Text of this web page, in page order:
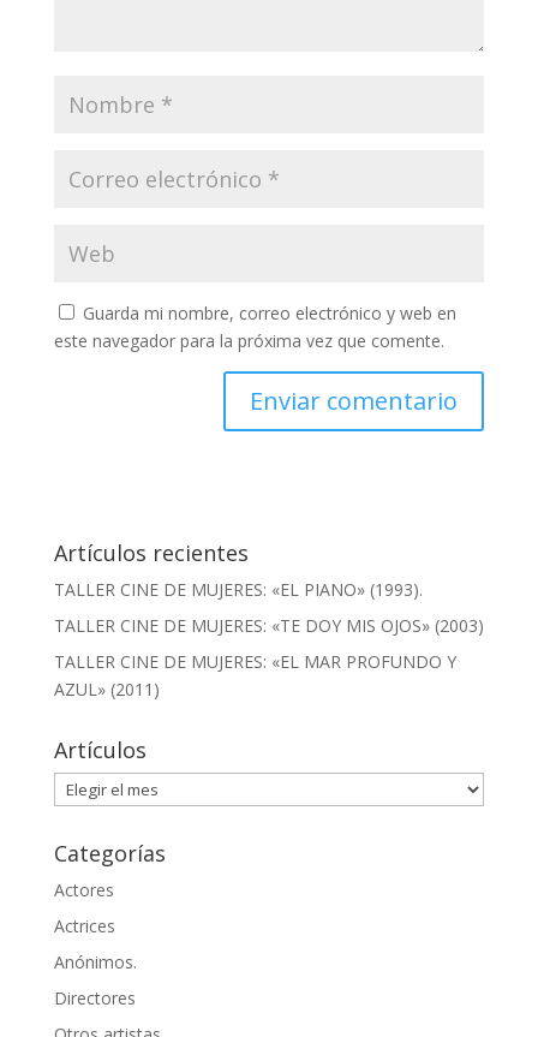
Guarda mi nombre, correo electrónico y web en
este navegador para la próxima vez que comente.
Artículos recientes
TALLER CINE DE MUJERES: «EL PIANO» (1993).
TALLER CINE DE MUJERES: «TE DOY MIS OJOS» (2003)
TALLER CINE DE MUJERES: «EL MAR PROFUNDO Y
AZUL» (2011)
Artículos
Artículos
Categorías
Actores
Actrices
Anónimos.
Directores